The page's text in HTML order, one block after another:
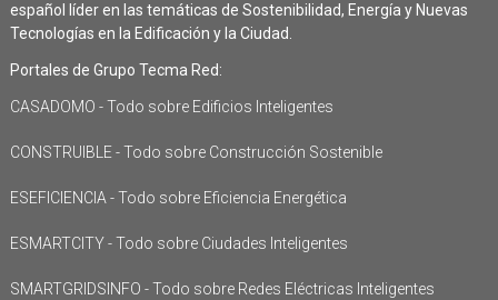
español líder en las temáticas de Sostenibilidad, Energía y Nuevas
Tecnologías en la Edificación y la Ciudad.
Portales de Grupo Tecma Red:
CASADOMO - Todo sobre Edificios Inteligentes
CONSTRUIBLE - Todo sobre Construcción Sostenible
ESEFICIENCIA - Todo sobre Eficiencia Energética
ESMARTCITY - Todo sobre Ciudades Inteligentes
SMARTGRIDSINFO - Todo sobre Redes Eléctricas Inteligentes